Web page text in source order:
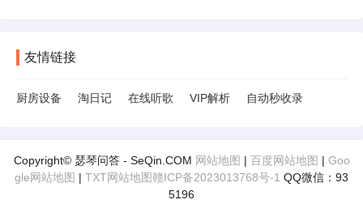
友情链接
厨房设备 淘日记 在线听歌 VIP解析 自动秒收录
Copyright© 瑟琴问答 - SeQin.COM 网站地图 | 百度网站地图 | Goo
gle网站地图 | TXT网站地图赣ICP备2023013768号-1 QQ微信：93
5196